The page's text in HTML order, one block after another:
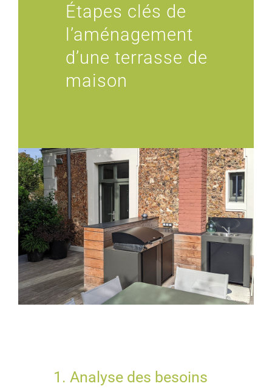
Étapes clés de
l’aménagement
d’une terrasse de
maison
1. Analyse des besoins